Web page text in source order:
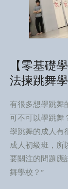
【零基礎
法揀跳舞
有很多想學跳舞
可不可以學跳舞
學跳舞的成人有
成人初級班，所
要關注的問題應
舞學校？”